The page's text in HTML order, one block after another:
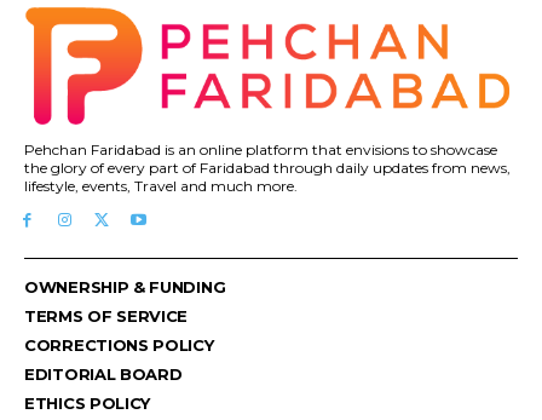
Pehchan Faridabad is an online platform that envisions to showcase
the glory of every part of Faridabad through daily updates from news,
lifestyle, events, Travel and much more.
OWNERSHIP & FUNDING
TERMS OF SERVICE
CORRECTIONS POLICY
EDITORIAL BOARD
ETHICS POLICY